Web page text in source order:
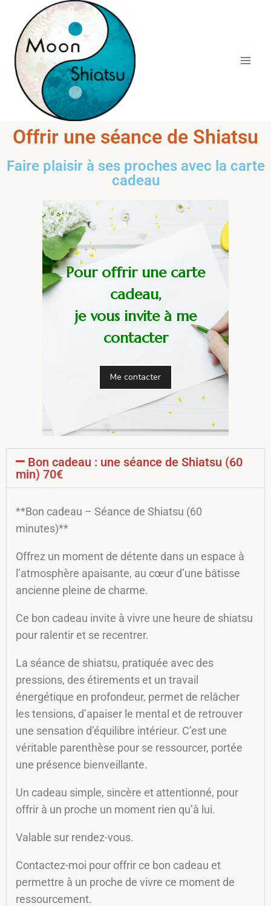
Offrir une séance de Shiatsu
Faire plaisir à ses proches avec la carte
cadeau
Pour offrir une carte
cadeau,
je vous invite à me
contacter
Me contacter
Bon cadeau : une séance de Shiatsu (60
min) 70€
**Bon cadeau – Séance de Shiatsu (60
minutes)**
Offrez un moment de détente dans un espace à
l’atmosphère apaisante, au cœur d’une bâtisse
ancienne pleine de charme.
Ce bon cadeau invite à vivre une heure de shiatsu
pour ralentir et se recentrer.
La séance de shiatsu, pratiquée avec des
pressions, des étirements et un travail
énergétique en profondeur, permet de relâcher
les tensions, d’apaiser le mental et de retrouver
une sensation d’équilibre intérieur. C’est une
véritable parenthèse pour se ressourcer, portée
une présence bienveillante.
Un cadeau simple, sincère et attentionné, pour
offrir à un proche un moment rien qu’à lui.
Valable sur rendez-vous.
Contactez-moi pour offrir ce bon cadeau et
permettre à un proche de vivre ce moment de
ressourcement.